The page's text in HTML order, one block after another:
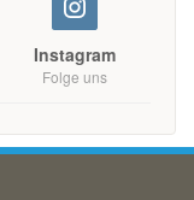
Instagram
Folge uns